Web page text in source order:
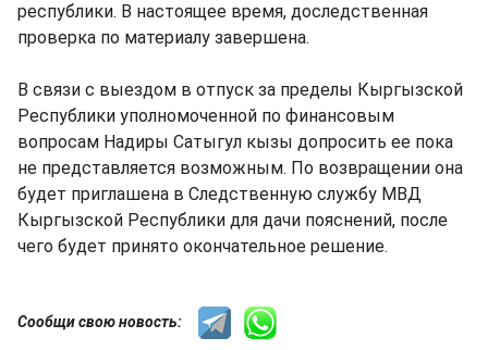
республики. В настоящее время, доследственная
проверка по материалу завершена.
В связи с выездом в отпуск за пределы Кыргызской
Республики уполномоченной по финансовым
вопросам Надиры Сатыгул кызы допросить ее пока
не представляется возможным. По возвращении она
будет приглашена в Следственную службу МВД
Кыргызской Республики для дачи пояснений, после
чего будет принято окончательное решение.
Сообщи свою новость: